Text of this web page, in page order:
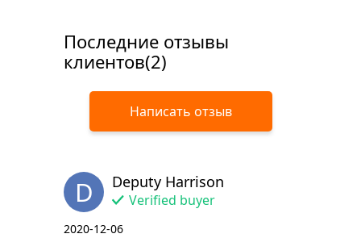
Последние отзывы
клиентов(2)
Написать отзыв
D Deputy Harrison
Verified buyer
2020-12-06